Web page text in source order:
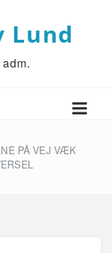
Lund
PÅ VEJ VÆK